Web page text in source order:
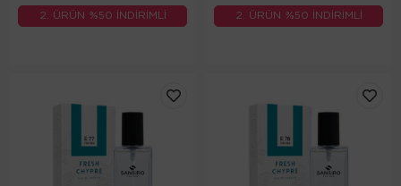
2. ÜRÜN %50 İNDİRİMLİ 2. ÜRÜN %50 İNDİRİMLİ